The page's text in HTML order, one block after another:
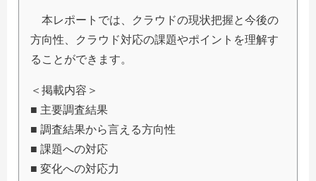
本レポートでは、クラウドの現状把握と今後の
方向性、クラウド対応の課題やポイントを理解す
ることができます。
＜掲載内容＞
■ 主要調査結果
■ 調査結果から言える方向性
■ 課題への対応
■ 変化への対応力